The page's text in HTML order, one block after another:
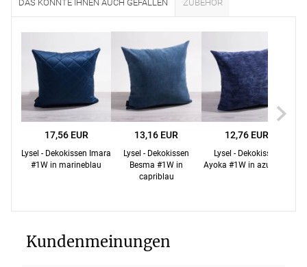
DAS KÖNNTE IHNEN AUCH GEFALLEN ZUBEHÖR
17,56 EUR
Lysel - Dekokissen Imara
#1W in marineblau
13,16 EUR
Lysel - Dekokissen
Besma #1W in
capriblau
12,76 EUR
Lysel - Dekokissen
Ayoka #1W in azurblau
Kundenmeinungen